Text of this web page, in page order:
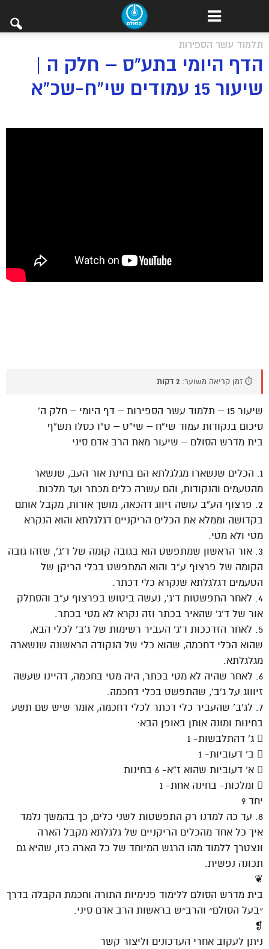
תלמוד עשר הספירות
הדף היומי בתע”ס – חלק ה |
שיעור 15 עמודים שי”ח-שכ”א
⏱️ זמן קריאה משוער: 2 דקות
שיעור 15 – תלמוד עשר הספירות – דף היומי – חלק ה’
סיכום בנקודות עמוד שי”ח – שי”ט – ט”ו כסלו תש”ף
בית מדרש הסולם – שיעור מאת הרב אדם סיני
1. הכלים שנשארו מגלגלתא הם בחינת אור העב, שנשאר
מהטעמים והנקודות, והם עשרה כלים מכתר ועד מלכות.
2. פרצוף הע”ב עושה זיווג דהכאה, מושך אורות, מקבל אותם
בקדושה וממלא את הכלים הריקניים דגלגלתא והוא הנקרא
מטי ולא מטי.
3. אור הראשון שמתפשט הוא בגובה קומה של ד’ג’, שזהו גובה
הקומה של פרצוף ע”ב והוא המתפשט בכלי הריקן של
הטעמים דגלגלתא שנקרא כלי דכתר.
4. לאחר התפשטות ד’ג’, נעשה ביטוש בפרצוף ע”ב והסתלק
אור של ד’ג’ שהאיר בכתר וזה נקרא לא מטי בכתר.
5. לאחר הזדככות ד’ג’ העביר רשימות של ג’ב’ לכלי הבא,
שהוא הכלי דחכמה, שהוא כלי של הנקודה הראשונה שנשארה
מגלגלתא.
6. לאחר שהיה לא מטי בכתר, היה מטי בחכמה, דהיינו שעשה
זיוווג על ג’ב’, שהתפשט בכלי דחכמה.
7. לג’ב’ שהעביר כלי דכתר לכלי דחכמה, אומר שיש שם תשע
בחינות ומונה אותן באופן הבא:
 ג’ דהתלבשות- 1
 ב’ דעוביות- 1
 א’ דעוביות שהוא ז”א- 6 בחינות
 ומלכות- בחינה אחת- 1
יחד 9
8. עד כה למדנו רק התפשטות לשני כלים, כך בהמשך נלמד
איך כל אחד מהכלים הריקניים של גלגלתא מקבל הארה
ונצטרך ללמוד מהו הרגש המיוחד של כל הארה כזו, שהיא גם
תכונה נפשית.
❦
בית מדרש הסולם ללימוד פנימיות התורה וחכמת הקבלה בדרך
״בעל הסולם״ והרב״ש בראשות הרב אדם סיני.
❡
ניתן לעקוב אחרי העדכונים וליצור קשר